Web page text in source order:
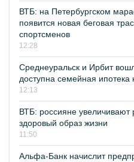
ВТБ: на Петербургском
появится новая беговая
спортсменов
12:28
Среднеуральск и Ирбит
доступна семейная ипотека
12:13
ВТБ: россияне увеличивают
здоровый образ жизни
11:50
Альфа-Банк начислит